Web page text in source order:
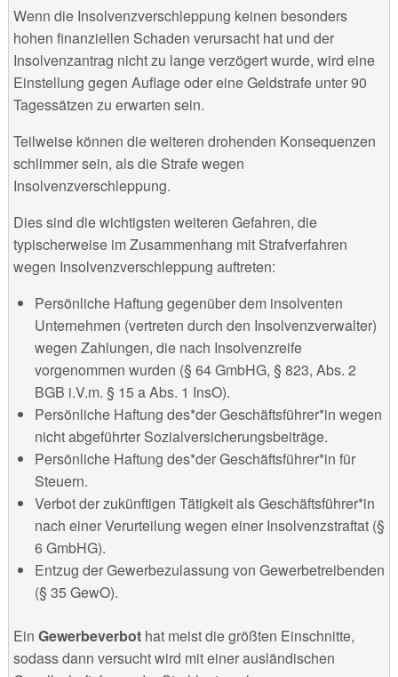
Wenn die Insolvenzverschleppung keinen besonders
hohen finanziellen Schaden verursacht hat und der
Insolvenzantrag nicht zu lange verzögert wurde, wird eine
Einstellung gegen Auflage oder eine Geldstrafe unter 90
Tagessätzen zu erwarten sein.
Teilweise können die weiteren drohenden Konsequenzen
schlimmer sein, als die Strafe wegen
Insolvenzverschleppung.
Dies sind die wichtigsten weiteren Gefahren, die
typischerweise im Zusammenhang mit Strafverfahren
wegen Insolvenzverschleppung auftreten:
Persönliche Haftung gegenüber dem insolventen
Unternehmen (vertreten durch den Insolvenzverwalter)
wegen Zahlungen, die nach Insolvenzreife
vorgenommen wurden (§ 64 GmbHG, § 823, Abs. 2
BGB i.V.m. § 15 a Abs. 1 InsO).
Persönliche Haftung des*der Geschäftsführer*in wegen
nicht abgeführter Sozialversicherungsbeiträge.
Persönliche Haftung des*der Geschäftsführer*in für
Steuern.
Verbot der zukünftigen Tätigkeit als Geschäftsführer*in
nach einer Verurteilung wegen einer Insolvenzstraftat (§
6 GmbHG).
Entzug der Gewerbezulassung von Gewerbetreibenden
(§ 35 GewO).
Ein Gewerbeverbot hat meist die größten Einschnitte,
sodass dann versucht wird mit einer ausländischen